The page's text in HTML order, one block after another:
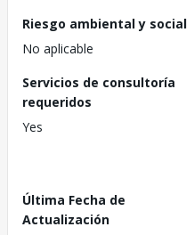
Riesgo ambiental y social
No aplicable
Servicios de consultoría
requeridos
Yes
Última Fecha de
Actualización